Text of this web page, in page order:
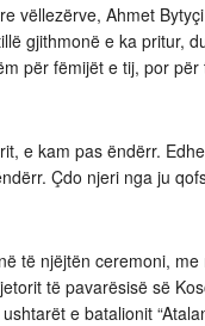
vëllezërve, Ahmet
gjithmonë e ka pritur,
për fëmijët e tij, por për
e kam pas ëndërr.
Çdo njeri nga ju
të njëjtën ceremoni, me
të pavarësisë së
e batalionit